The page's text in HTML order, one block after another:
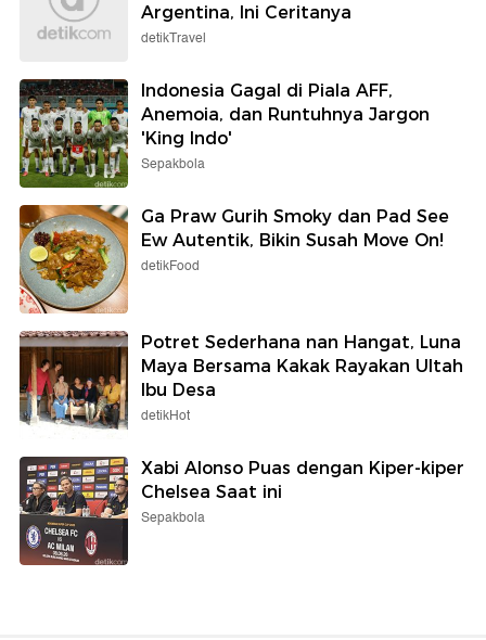
Argentina, Ini Ceritanya
detikTravel
Indonesia Gagal di Piala AFF,
Anemoia, dan Runtuhnya Jargon
'King Indo'
Sepakbola
Ga Praw Gurih Smoky dan Pad See
Ew Autentik, Bikin Susah Move On!
detikFood
Potret Sederhana nan Hangat, Luna
Maya Bersama Kakak Rayakan Ultah
Ibu Desa
detikHot
Xabi Alonso Puas dengan Kiper-kiper
Chelsea Saat ini
Sepakbola